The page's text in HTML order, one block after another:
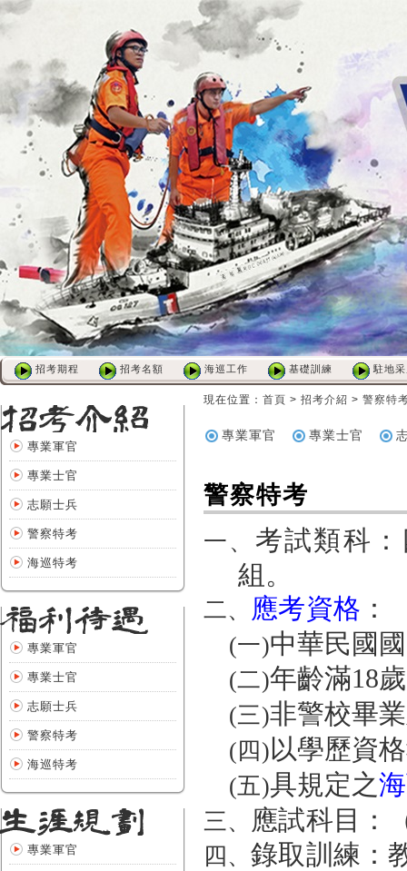
招考期程 招考名額 海巡工作 基礎訓練 駐地
專業軍官
專業士官
志願士兵
警察特考
海巡特考
專業軍官
專業士官
志願士兵
警察特考
海巡特考
專業軍官
:::
現在位置 ： 首頁 > 招考介紹 > 警察特
專業軍官 專業士官
警察特考
一、 考試類科
組。
二、 應考資格 ：
(一)中華民國
(二)年齡滿18
(三)非警校畢
(四) 以學歷資
(五)具規定之
三、 應試科目 ：
四、錄取訓練：